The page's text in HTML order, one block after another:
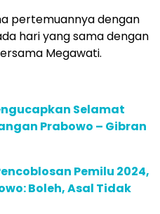
pertemuannya dengan
hari yang sama dengan
Megawati.
Selamat
Prabowo – Gibran
Pemilu 2024,
Boleh, Asal Tidak